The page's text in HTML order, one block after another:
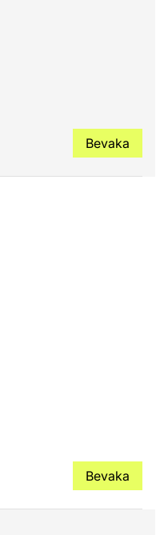
Bevaka
Bevaka